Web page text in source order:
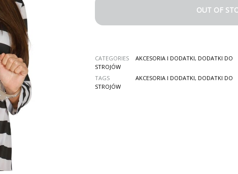
OUT OF
CATEGORIES AKCESORIA I DODATKI, DODATKI DO
STROJÓW
TAGS
AKCESORIA I DODATKI, DODATKI DO
STROJÓW